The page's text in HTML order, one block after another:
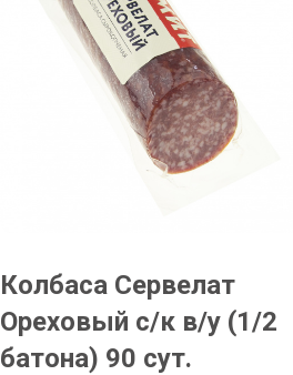
Колбаса Сервелат
Ореховый с/к в/у (1/2
батона) 90 сут.